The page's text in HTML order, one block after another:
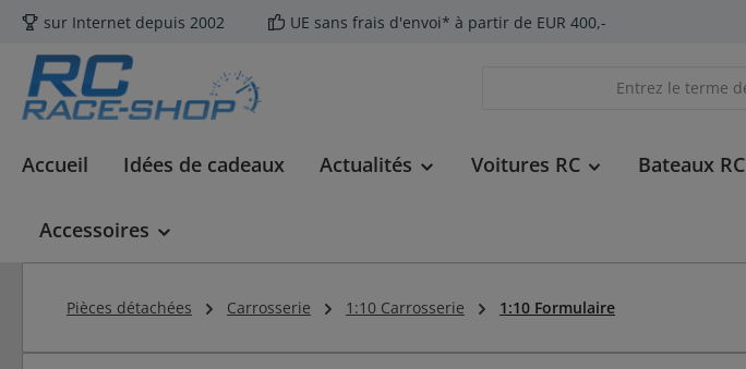
au contenu principal
Passer à la recherche
Passer à la navigation principale
sur Internet depuis 2002 UE sans frais d'envoi* à partir de EUR 400,-
Accueil Idées de cadeaux Actualités Voitures RC Bateaux RC
Accessoires
Pièces détachées Carrosserie 1:10 Carrosserie 1:10 Formulaire